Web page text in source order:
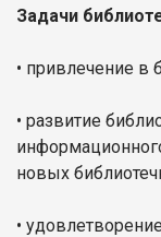
Задачи
• привлечение в
• развитие
новых
•